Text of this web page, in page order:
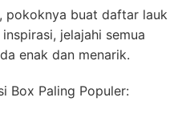
pokoknya buat daftar lauk
jelajahi semua
enak dan menarik.
Box Paling Populer: